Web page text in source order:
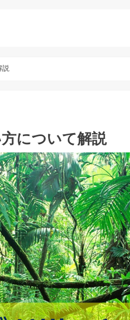
説
について解説